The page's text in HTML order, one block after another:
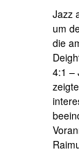
Jazz
um
die
4:1 –